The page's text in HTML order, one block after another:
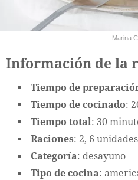
Marina
Información de la
Tiempo de
Tiempo de cocinado:
Tiempo total : 30
Raciones: 2, 6 unidades
Categoría: desayuno
Tipo de cocina: